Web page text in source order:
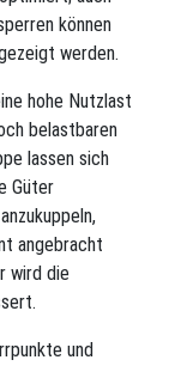
können
werden.
hohe Nutzlast
belastbaren
lassen sich
Güter
angebracht
wird die
und